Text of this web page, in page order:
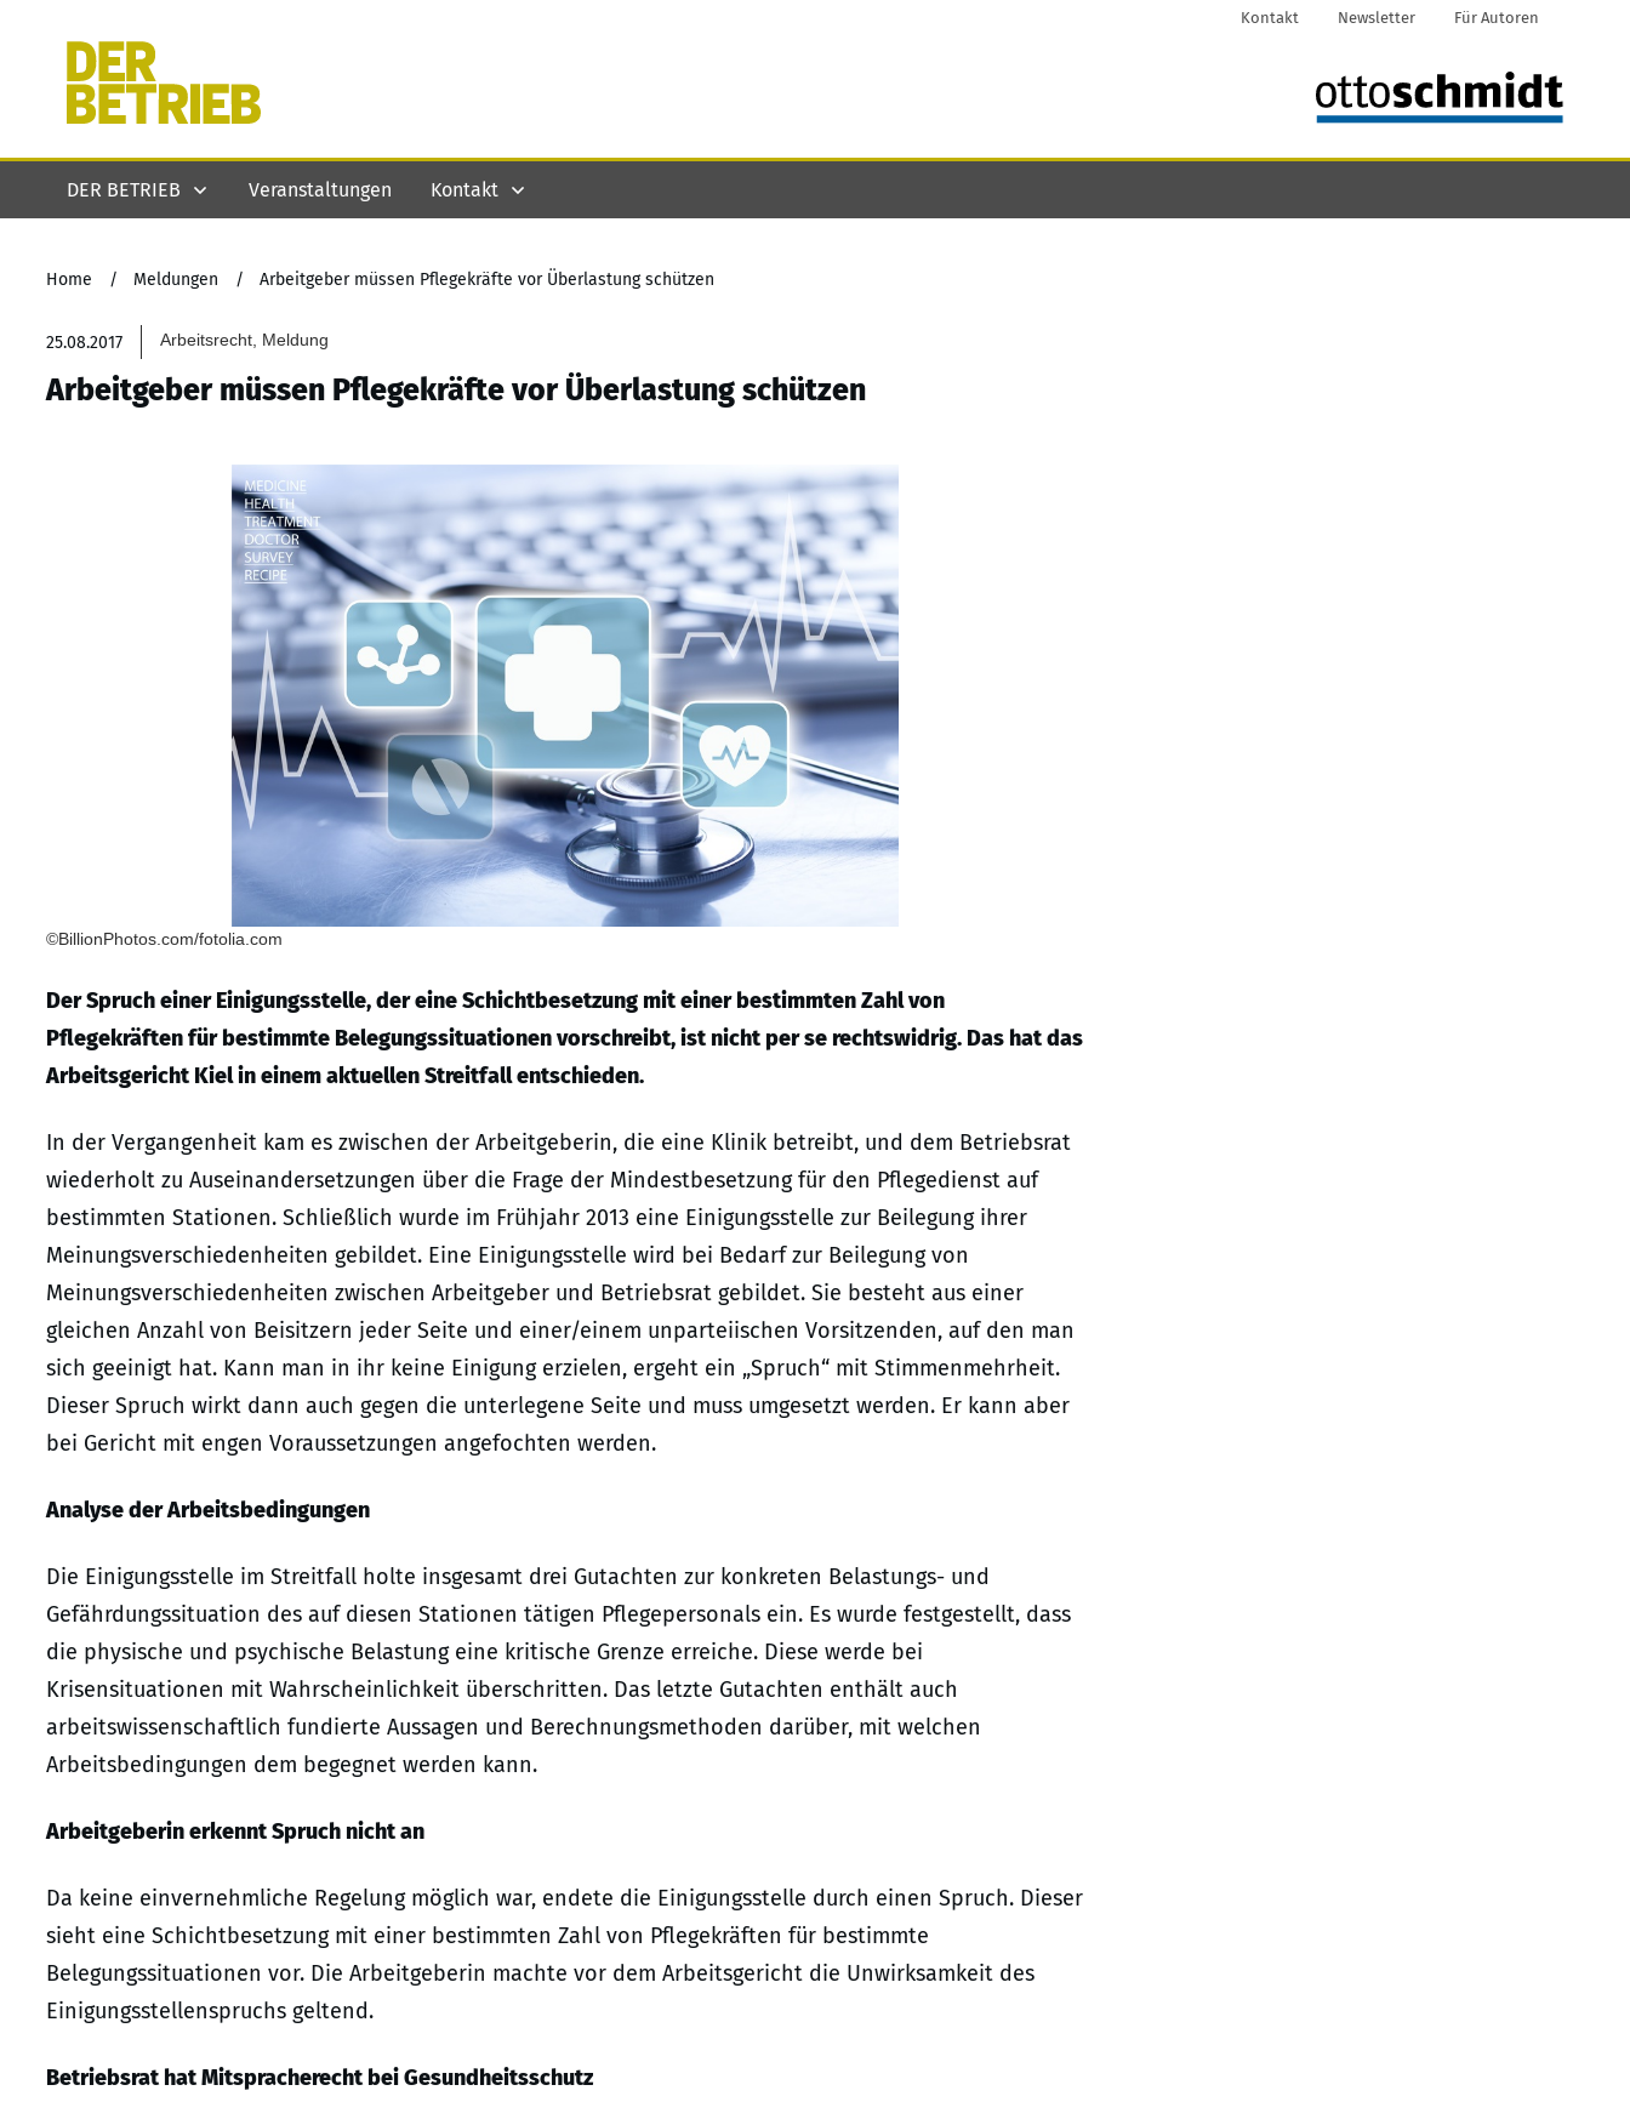
Kontakt Newsletter Für Autoren
DER BETRIEB Veranstaltungen Kontakt
Home / Meldungen / Arbeitgeber müssen Pflegekräfte vor Überlastung schützen
25.08.2017 Arbeitsrecht, Meldung
Arbeitgeber müssen Pflegekräfte vor Überlastung schützen
©BillionPhotos.com/fotolia.com
Der Spruch einer Einigungsstelle, der eine Schichtbesetzung mit einer bestimmten Zahl von
Pflegekräften für bestimmte Belegungssituationen vorschreibt, ist nicht per se rechtswidrig. Das hat das
Arbeitsgericht Kiel in einem aktuellen Streitfall entschieden.
In der Vergangenheit kam es zwischen der Arbeitgeberin, die eine Klinik betreibt, und dem Betriebsrat
wiederholt zu Auseinandersetzungen über die Frage der Mindestbesetzung für den Pflegedienst auf
bestimmten Stationen. Schließlich wurde im Frühjahr 2013 eine Einigungsstelle zur Beilegung ihrer
Meinungsverschiedenheiten gebildet. Eine Einigungsstelle wird bei Bedarf zur Beilegung von
Meinungsverschiedenheiten zwischen Arbeitgeber und Betriebsrat gebildet. Sie besteht aus einer
gleichen Anzahl von Beisitzern jeder Seite und einer/einem unparteiischen Vorsitzenden, auf den man
sich geeinigt hat. Kann man in ihr keine Einigung erzielen, ergeht ein „Spruch“ mit Stimmenmehrheit.
Dieser Spruch wirkt dann auch gegen die unterlegene Seite und muss umgesetzt werden. Er kann aber
bei Gericht mit engen Voraussetzungen angefochten werden.
Analyse der Arbeitsbedingungen
Die Einigungsstelle im Streitfall holte insgesamt drei Gutachten zur konkreten Belastungs- und
Gefährdungssituation des auf diesen Stationen tätigen Pflegepersonals ein. Es wurde festgestellt, dass
die physische und psychische Belastung eine kritische Grenze erreiche. Diese werde bei
Krisensituationen mit Wahrscheinlichkeit überschritten. Das letzte Gutachten enthält auch
arbeitswissenschaftlich fundierte Aussagen und Berechnungsmethoden darüber, mit welchen
Arbeitsbedingungen dem begegnet werden kann.
Arbeitgeberin erkennt Spruch nicht an
Da keine einvernehmliche Regelung möglich war, endete die Einigungsstelle durch einen Spruch. Dieser
sieht eine Schichtbesetzung mit einer bestimmten Zahl von Pflegekräften für bestimmte
Belegungssituationen vor. Die Arbeitgeberin machte vor dem Arbeitsgericht die Unwirksamkeit des
Einigungsstellenspruchs geltend.
Betriebsrat hat Mitspracherecht bei Gesundheitsschutz